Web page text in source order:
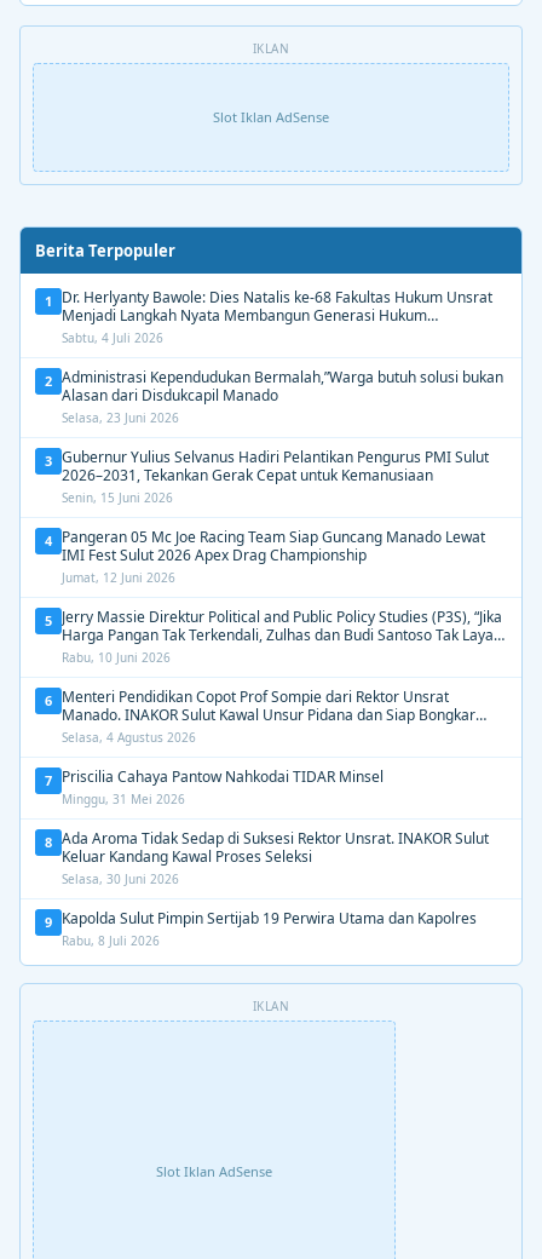
IKLAN
Slot Iklan AdSense
Berita Terpopuler
1
Dr. Herlyanty Bawole: Dies Natalis ke-68 Fakultas Hukum Unsrat
Menjadi Langkah Nyata Membangun Generasi Hukum
Berdampak
Sabtu, 4 Juli 2026
2 Administrasi Kependudukan Bermalah,”Warga butuh solusi bukan
Alasan dari Disdukcapil Manado
Selasa, 23 Juni 2026
3 Gubernur Yulius Selvanus Hadiri Pelantikan Pengurus PMI Sulut
2026–2031, Tekankan Gerak Cepat untuk Kemanusiaan
Senin, 15 Juni 2026
4 Pangeran 05 Mc Joe Racing Team Siap Guncang Manado Lewat
IMI Fest Sulut 2026 Apex Drag Championship
Jumat, 12 Juni 2026
5 Jerry Massie Direktur Political and Public Policy Studies (P3S), “Jika
Harga Pangan Tak Terkendali, Zulhas dan Budi Santoso Tak Layak
Dipertahankan”
Rabu, 10 Juni 2026
6 Menteri Pendidikan Copot Prof Sompie dari Rektor Unsrat
Manado. INAKOR Sulut Kawal Unsur Pidana dan Siap Bongkar
Aroma Busuk di Suksesi Rektor
Selasa, 4 Agustus 2026
7 Priscilia Cahaya Pantow Nahkodai TIDAR Minsel
Minggu, 31 Mei 2026
8 Ada Aroma Tidak Sedap di Suksesi Rektor Unsrat. INAKOR Sulut
Keluar Kandang Kawal Proses Seleksi
Selasa, 30 Juni 2026
9 Kapolda Sulut Pimpin Sertijab 19 Perwira Utama dan Kapolres
Rabu, 8 Juli 2026
IKLAN
Slot Iklan AdSense